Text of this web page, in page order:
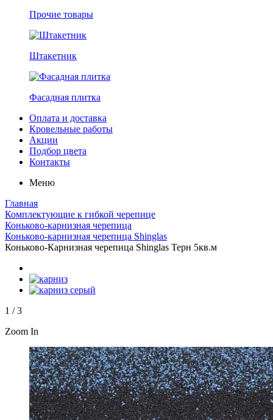
Прочие товары
Штакетник
Фасадная плитка
Оплата и доставка
Кровельные работы
Акции
Подбор цвета
Контакты
Меню
Главная
Комплектующие к гибкой черепице
Коньково-карнизная черепица
Коньково-карнизная черепица Shinglas
Коньково-Карнизная черепица Shinglas Терн 5кв.м
1 /3
Zoom In